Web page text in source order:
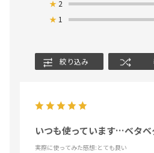
★ 2
★ 1
絞り込み
いつも使っています…ベタベ
実際に使ってみた感想:とても良い